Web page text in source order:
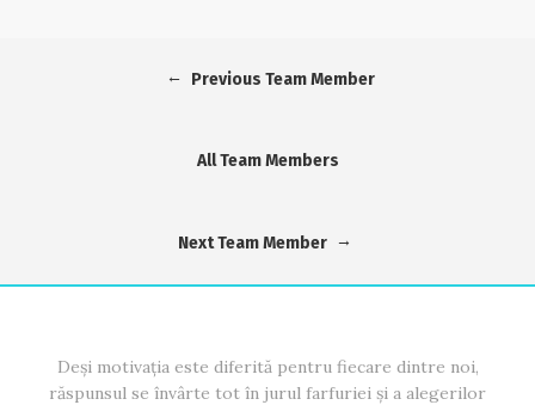
← Previous Team Member
All Team Members
Next Team Member →
Deși motivația este diferită pentru fiecare dintre noi,
răspunsul se învârte tot în jurul farfuriei și a alegerilor